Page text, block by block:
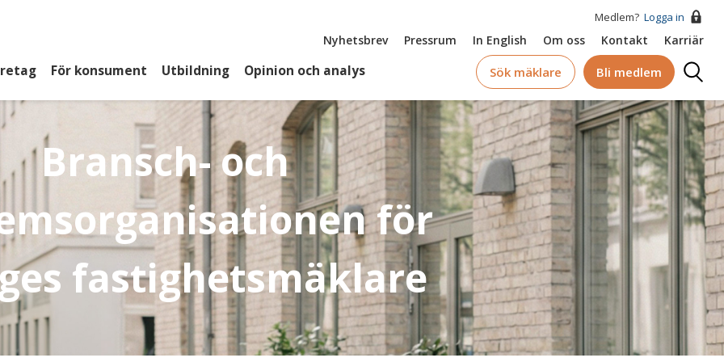
Medlem? Logga in
Top
Nyhetsbrev Pressrum In English Om oss Kontakt Karriär
För konsument Utbildning Opinion och analys Sök mäklare Bli medlem
Logga
Bransch- och
för
fastighetsmäklare